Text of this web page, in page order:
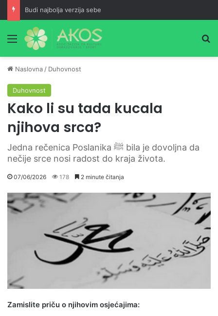
Budi najbolja verzija sebe
Meni
Naslovna / Duhovnost
Duhovnost
Kako li su tada kucala
njihova srca?
Jedna rečenica Poslanika ﷺ bila je dovoljna da
nečije srce nosi radost do kraja života.
07/06/2026 178 2 minute čitanja
Zamislite priču o njihovim osjećajima: